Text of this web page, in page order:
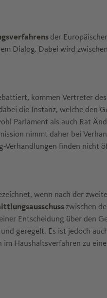
der
Dialog. Dabei wird zwischen
kommen Vertreter des
die Instanz, welche den
Parlament als auch Rat
nimmt daher bei
Verhandlungen finden nicht
wenn nach der
zwischen
Entscheidung über den
geregelt. Es ist jedoch
Haushaltsverfahren zu